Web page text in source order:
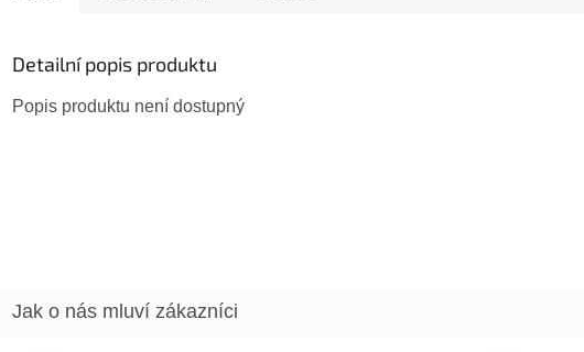
Detailní popis produktu
Popis produktu není dostupný